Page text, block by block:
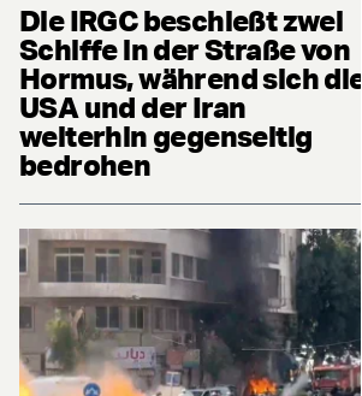
Die IRGC beschießt zwei
Schiffe in der Straße von
Hormus, während sich die
USA und der Iran
weiterhin gegenseitig
bedrohen